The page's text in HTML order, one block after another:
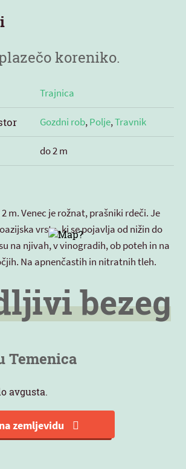
koreniko.
Trajnica
Gozdni rob,Polje,Travnik
do 2 m
m. Venec je rožnat, prašniki rdeči. Je
vrsta, ki se pojavlja od nižin do
na njivah, v vinogradih, ob poteh in na
Na apnenčastih in nitratnih tleh.
bezeg
Temenica
avgusta.
zemljevidu